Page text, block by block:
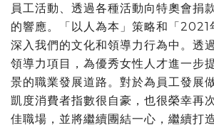
員工活動、透過各種活動向特奧會捐
的響應。「以人為本」策略和「2021
深入我們的文化和領導力行為中。透
領導力項目，為優秀女性人才進一步
景的職業發展道路。對於為員工發展
凱度消費者指數很自豪，也很榮幸再
佳職場，並將繼續團結一心，繼續打